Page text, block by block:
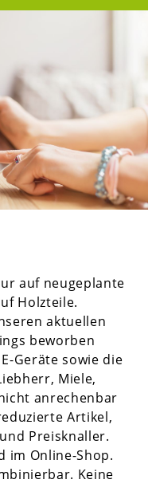
auf neugeplante
Holzteile.
aktuellen
beworben
Geräte sowie die
Miele,
anrechenbar
Artikel,
Preisknaller.
im Online-Shop.
Keine